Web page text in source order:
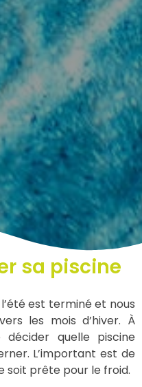
sa piscine
est terminé et nous
les mois d’hiver. À
quelle piscine
L’important est de
soit prête pour le froid.